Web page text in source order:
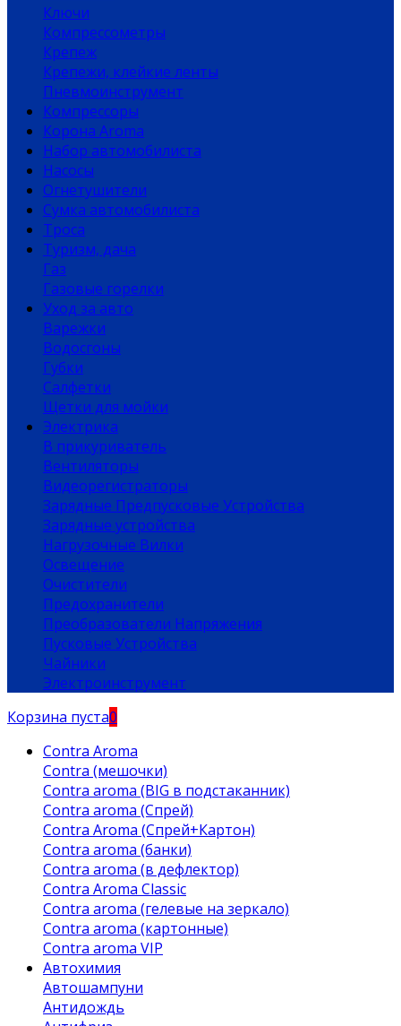
Ключи
Компрессометры
Крепеж
Крепежи, клейкие ленты
Пневмоинструмент
Компрессоры
Корона Aroma
Набор автомобилиста
Насосы
Огнетушители
Сумка автомобилиста
Троса
Туризм, дача
Газ
Газовые горелки
Уход за авто
Варежки
Водосгоны
Губки
Салфетки
Щетки для мойки
Электрика
В прикуриватель
Вентиляторы
Видеорегистраторы
Зарядные Предпусковые Устройства
Зарядные устройства
Нагрузочные Вилки
Освещение
Очистители
Предохранители
Преобразователи Напряжения
Пусковые Устройства
Чайники
Электроинструмент
Корзина пуста0
Contra Aroma
Contra (мешочки)
Contra aroma (BIG в подстаканник)
Contra aroma (Спрей)
Contra Aroma (Спрей+Картон)
Contra aroma (банки)
Contra aroma (в дефлектор)
Contra Aroma Classic
Contra aroma (гелевые на зеркало)
Contra aroma (картонные)
Contra aroma VIP
Автохимия
Автошампуни
Антидождь